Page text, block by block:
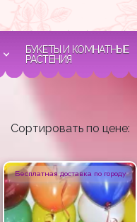
БУКЕТЫ И КОМНАТНЫЕ
РАСТЕНИЯ
Сортировать по цене:
Бесплатная доставка по городу